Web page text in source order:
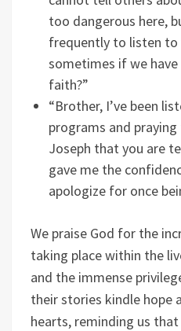
too dangerous here,
frequently to listen to
sometimes if we
faith?”
“Brother, I’ve been
programs and
Joseph that you are
gave me the
apologize for once
We praise God for the
taking place within the
and the immense
their stories kindle hope
hearts, reminding us